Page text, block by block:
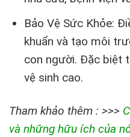
Bảo Vệ Sức Khỏe:
khuẩn và tạo môi
con người. Đặc biệt
vệ sinh cao.
Tham khảo thêm : >>>
và những hữu ích của